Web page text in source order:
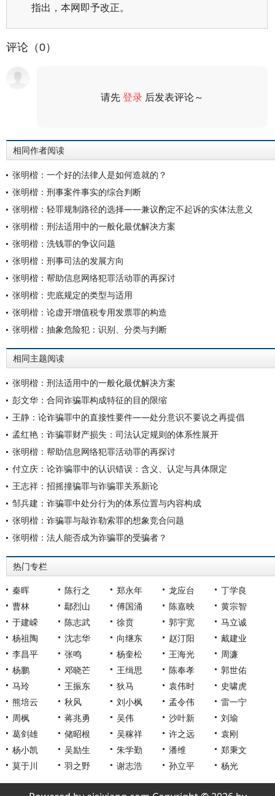
指出，本网即予改正。
评论（0）
请先登录 后发表评论～
相同作者阅读
张明楷：一个好的法律人是如何造就的？
张明楷：刑事案件事实的综合判断
张明楷：轻罪规制路径的选择——兼议酌定不起诉的实体法意义
张明楷：刑法适用中的一般化最优解决方案
张明楷：洗钱罪的争议问题
张明楷：刑事司法的发展方向
张明楷：帮助信息网络犯罪活动罪的再探讨
张明楷：兜底规定的类型与适用
张明楷：论虚开增值税专用发票罪的构造
张明楷：抽象危险犯：识别、分类与判断
相同主题阅读
张明楷：刑法适用中的一般化最优解决方案
彭文华：合同诈骗罪构成特征的目的限缩
王静：论诈骗罪中的直接性要件——处分意识不要说之再提倡
孟红艳：诈骗罪财产损失：司法认定规则的体系性展开
张明楷：帮助信息网络犯罪活动罪的再探讨
付立庆：论诈骗罪中的认识错误：含义、认定与具体限定
王志祥：招摇撞骗罪与诈骗罪关系新论
邹兵建：诈骗罪中处分行为的体系位置与内容构成
张明楷：诈骗罪与敲诈勒索罪的想象竞合问题
张明楷：法人能否成为诈骗罪的受骗者？
热门专栏
秦晖 陈行之 郑永年 龙应台
丁学良
曹林
鄢烈山 傅国涌 陈嘉映
黄宗智
于建嵘
陈志武 徐贲 郭宇宽
马立诚
杨祖陶
沈志华 向继东 赵汀阳
戴建业
李昌平
张鸣 杨奎松 王海光
周濂
杨鹏
邓晓芒 王缉思 陈奉孝
郭世佑
马玲
王振东 狄马 袁伟时
史啸虎
熊培云
秋风 刘小枫 孟令伟
雷一宁
周枫
蒋兆勇 吴伟 沙叶新
刘瑜
葛剑雄
储昭根 吴稼祥 许之远
袁刚
杨小凯
吴励生 朱学勤 潘维
郑秉文
莫于川
羽之野 谢志浩 孙立平 杨光